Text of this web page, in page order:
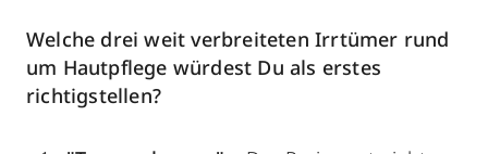
Welche drei weit verbreiteten Irrtümer rund
um Hautpflege würdest Du als erstes
richtigstellen?